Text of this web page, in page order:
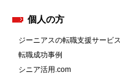
個人の方
ジーニアスの転職支援サービス
転職成功事例
シニア活用.com